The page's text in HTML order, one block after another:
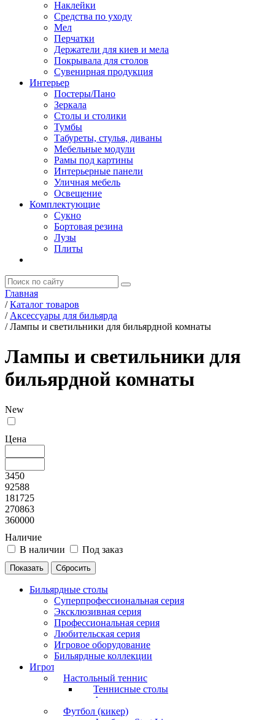
Наклейки
Средства по уходу
Мел
Перчатки
Держатели для киев и мела
Покрывала для столов
Сувенирная продукция
Интерьер
Постеры/Пано
Зеркала
Столы и столики
Тумбы
Табуреты, стулья, диваны
Мебельные модули
Рамы под картины
Интерьерные панели
Уличная мебель
Освещение
Комплектующие
Сукно
Бортовая резина
Лузы
Плиты
Главная
/ Каталог товаров
/ Аксессуары для бильярда
/ Лампы и светильники для бильярдной комнаты
Лампы и светильники для
бильярдной комнаты
New
Цена
3450
92588
181725
270863
360000
Наличие
В наличии
Под заказ
Бильярдные столы
Суперпрофессиональная серия
Эксклюзивная серия
Профессиональная серия
Любительская серия
Игровое оборудование
Бильярдные коллекции
Игротека
Настольный теннис
Теннисные столы
Аксессуары
Футбол (кикер)